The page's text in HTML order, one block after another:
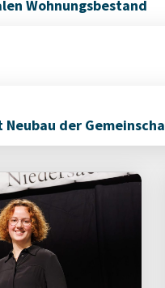
Wohnungsbestand
der